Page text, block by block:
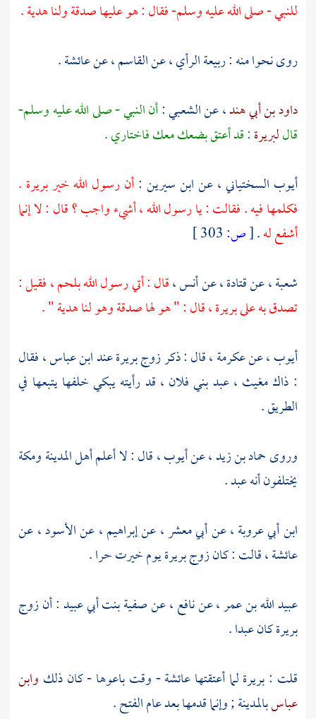
للنبي - صلى الله عليه وسلم- فقال : هو عليها صدقة ولنا هدية .
روى نحوا منه :ربيعة الرأي، عنالقاسم، عنعائشة.
داود بن أبي هند، عنالشعبي:أن النبي - صلى الله عليه وسلم-
قاللبريرة: قد أعتق بضعك معك فاختاري .
أيوب السختياني، عنابن سيرين :أن رسول الله خيربريرة .
فكلمها فيه . فقالت : يا رسول الله ، أشيء واجب ؟ قال : لا إنما
أشفع له.
[ص:
شعبة ، عنقتادة، عنأنس،قال : أتي رسول الله بلحم ، فقيل :
تصدق به علىبريرة، قال : " هو لها صدقة وهو لنا هدية " .
أيوب، عنعكرمة، قال : ذكر زوجبريرةعندابن عباس، فقال
: ذاكمغيث ، عبد بني فلان ، قد رأيته يبكي خلفها يتبعها في
الطريق .
وروىحماد بن زيد، عنأيوب، قال : لا أعلمأهلالمدينةومكة
يختلفون أنه عبد .
ابن أبي عروبة، عنأبي معشر، عنإبراهيم، عنالأسود، عن
عائشة، قالت : كان زوجبريرةيوم خيرت حرا .
عبيد الله بن عمر، عننافع، عنصفية بنت أبي عبيد :أن زوج
بريرةكان عبدا .
قلت :بريرةلما أعتقتهاعائشة- وقت باعوها - كان ذلك وابن
عباسبالمدينة; وإنما قدمها بعد عام الفتح .